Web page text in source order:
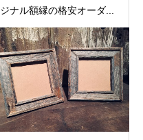
ジナル額縁の格安オーダ...